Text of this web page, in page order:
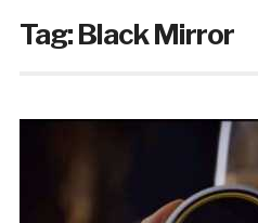
Tag:Black Mirror